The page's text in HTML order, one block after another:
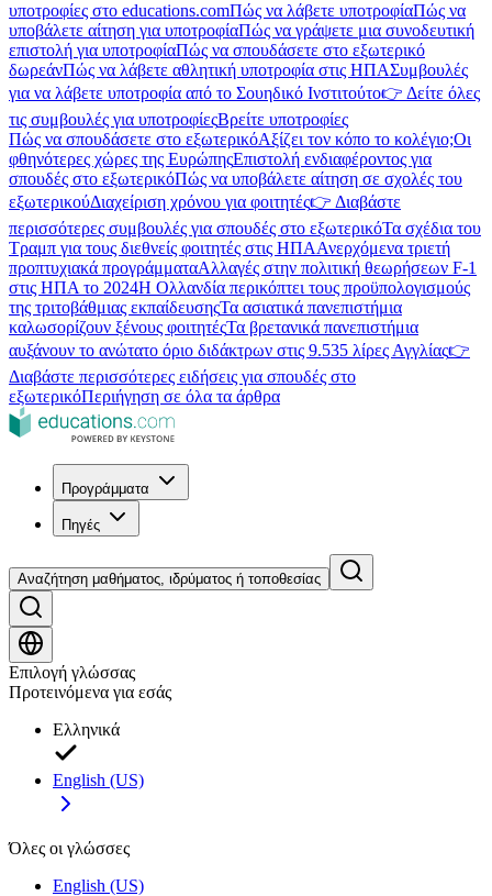
υποτροφίες στο educations.comΠώς να λάβετε υποτροφίαΠώς να
υποβάλετε αίτηση για υποτροφίαΠώς να γράψετε μια συνοδευτική
επιστολή για υποτροφίαΠώς να σπουδάσετε στο εξωτερικό
δωρεάνΠώς να λάβετε αθλητική υποτροφία στις ΗΠΑΣυμβουλές
για να λάβετε υποτροφία από το Σουηδικό Ινστιτούτο👉 Δείτε όλες
τις συμβουλές για υποτροφίεςΒρείτε υποτροφίες
Πώς να σπουδάσετε στο εξωτερικόΑξίζει τον κόπο το κολέγιο;Οι
φθηνότερες χώρες της ΕυρώπηςΕπιστολή ενδιαφέροντος για
σπουδές στο εξωτερικόΠώς να υποβάλετε αίτηση σε σχολές του
εξωτερικούΔιαχείριση χρόνου για φοιτητές👉 Διαβάστε
περισσότερες συμβουλές για σπουδές στο εξωτερικόΤα σχέδια του
Τραμπ για τους διεθνείς φοιτητές στις ΗΠΑΑνερχόμενα τριετή
προπτυχιακά προγράμματαΑλλαγές στην πολιτική θεωρήσεων F-1
στις ΗΠΑ το 2024Η Ολλανδία περικόπτει τους προϋπολογισμούς
της τριτοβάθμιας εκπαίδευσηςΤα ασιατικά πανεπιστήμια
καλωσορίζουν ξένους φοιτητέςΤα βρετανικά πανεπιστήμια
αυξάνουν το ανώτατο όριο διδάκτρων στις 9.535 λίρες Αγγλίας👉
Διαβάστε περισσότερες ειδήσεις για σπουδές στο
εξωτερικόΠεριήγηση σε όλα τα άρθρα
Προγράμματα
Πηγές
Αναζήτηση μαθήματος, ιδρύματος ή τοποθεσίας
Επιλογή γλώσσας
Προτεινόμενα για εσάς
Ελληνικά
English (US)
Όλες οι γλώσσες
English (US)